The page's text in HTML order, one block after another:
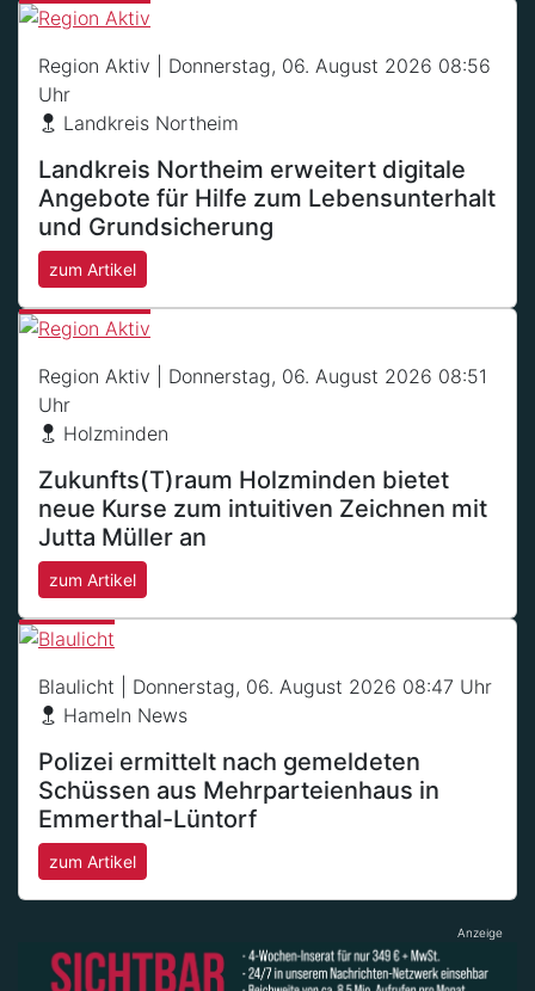
Region Aktiv
| Donnerstag, 06. August 2026 08:56
Uhr
Landkreis Northeim
Landkreis Northeim erweitert digitale
Angebote für Hilfe zum Lebensunterhalt
und Grundsicherung
zum Artikel
Region Aktiv
| Donnerstag, 06. August 2026 08:51
Uhr
Holzminden
Zukunfts(T)raum Holzminden bietet
neue Kurse zum intuitiven Zeichnen mit
Jutta Müller an
zum Artikel
Blaulicht
| Donnerstag, 06. August 2026 08:47 Uhr
Hameln News
Polizei ermittelt nach gemeldeten
Schüssen aus Mehrparteienhaus in
Emmerthal-Lüntorf
zum Artikel
Anzeige